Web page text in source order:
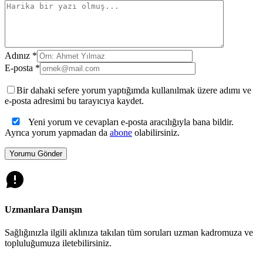
Adınız *
E-posta *
Bir dahaki sefere yorum yaptığımda kullanılmak üzere adımı ve
e-posta adresimi bu tarayıcıya kaydet.
Yeni yorum ve cevapları e-posta aracılığıyla bana bildir.
Ayrıca yorum yapmadan da abone olabilirsiniz.
Uzmanlara Danışın
Sağlığınızla ilgili aklınıza takılan tüm soruları uzman kadromuza ve
topluluğumuza iletebilirsiniz.